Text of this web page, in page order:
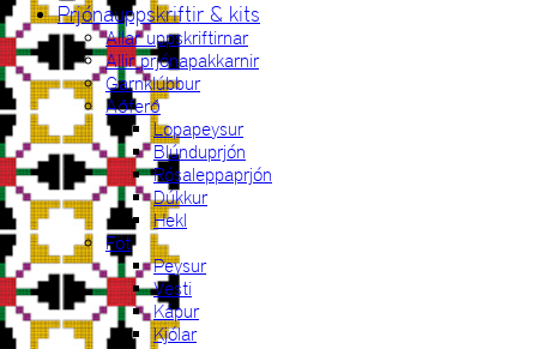
Prjónauppskriftir & kits
Allar uppskriftirnar
Allir prjónapakkarnir
Garnklúbbur
Aðferð
Lopapeysur
Blúnduprjón
Rósaleppaprjón
Dúkkur
Hekl
Föt
Peysur
Vesti
Kápur
Kjólar